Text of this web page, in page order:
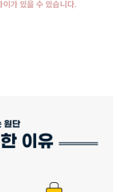
가 있을 수 있습니다.